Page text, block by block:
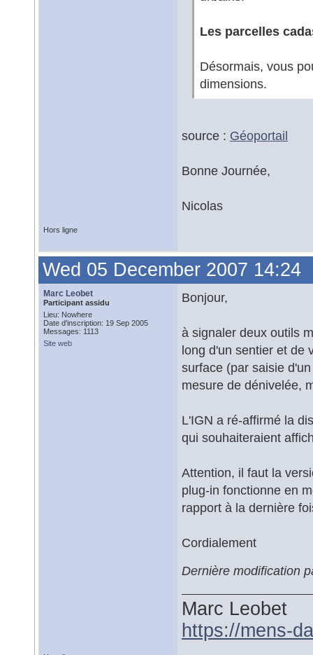
Les parcelles
Désormais, vous
dimensions.
source : Géoportail
Bonne Journée,
Nicolas
Hors ligne
Wed 05 December 2007 14:24
Marc Leobet
Participant assidu
Lieu: Nowhere
Date d'inscription: 19 Sep 2005
Messages: 1113
Site web
Bonjour,
à signaler deux outils
long d'un sentier et de
surface (par saisie
mesure de dénivelée,
L'IGN a ré-affirmé la
qui souhaiteraient
Attention, il faut la
plug-in fonctionne en
rapport à la dernière
Cordialement
Dernière modification
Marc Leobet
https://mens-